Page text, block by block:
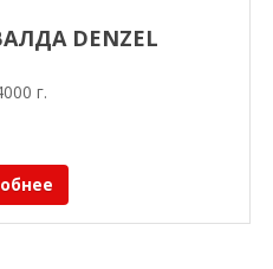
DENZEL
г.